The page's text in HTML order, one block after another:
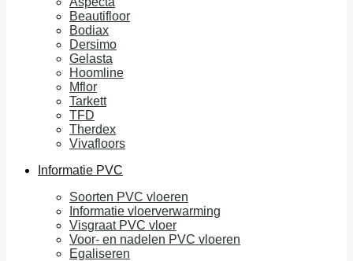
Beautifloor
Bodiax
Dersimo
Gelasta
Hoomline
Mflor
Tarkett
TFD
Therdex
Vivafloors
Informatie PVC
Soorten PVC vloeren
Informatie vloerverwarming
Visgraat PVC vloer
Voor- en nadelen PVC vloeren
Egaliseren